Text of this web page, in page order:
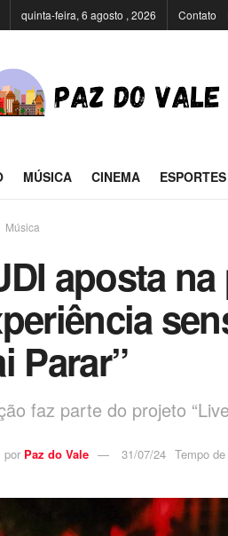
quinta-feira, 6 agosto , 2026 Contato
MÚSICA CINEMA ESPORTES
Música
aposta
Parar”
faz parte do projeto
por Paz do Vale 31/07/24 Tempo